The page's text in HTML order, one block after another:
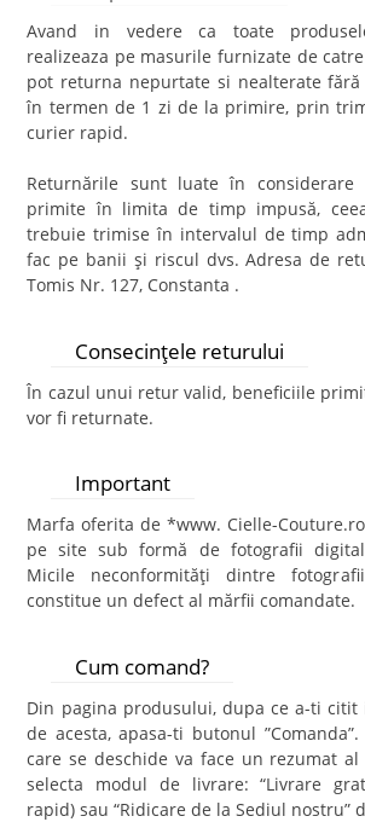
Avand in vedere ca toate
realizeaza pe masurile furnizate de
pot returna nepurtate si nealterate
în termen de 1 zi de la primire, prin
curier rapid.
Returnările sunt luate în
primite în limita de timp impusă,
trebuie trimise în intervalul de timp
fac pe banii şi riscul dvs. Adresa de
Tomis Nr. 127, Constanta .
Consecinţele returului
În cazul unui retur valid, beneficiile
vor fi returnate.
Important
Marfa oferita de *www. Cielle-
pe site sub formă de fotografii
Micile neconformităţi dintre
constitue un defect al mărfii comandate.
Cum comand?
Din pagina produsului, dupa ce a-ti
de acesta, apasa-ti butonul
care se deschide va face un rezumat
selecta modul de livrare: “Livrare
rapid) sau “Ridicare de la Sediul nostru”